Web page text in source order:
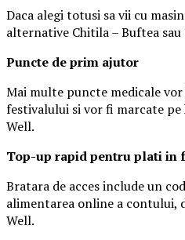
Daca alegi totusi sa vii cu
alternative Chitila – Buftea sau
Puncte de prim ajutor
Mai multe puncte medicale
festivalului si vor fi marcate
Well.
Top-up rapid pentru plati in
Bratara de acces include un
alimentarea online a contului,
Well.